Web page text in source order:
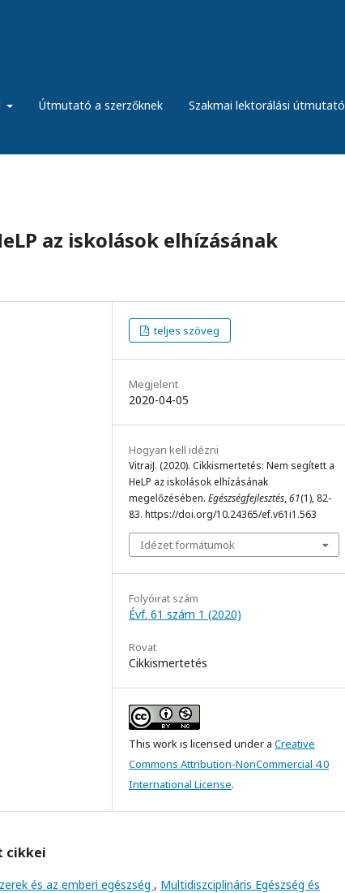
Útmutató a szerzőknek Szakmai lektorálási útmutató
az iskolások elhízásának
teljes szöveg
Megjelent
2020-04-05
Hogyan kell idézni
VitraiJ. (2020). Cikkismertetés: Nem segített a
HeLP az iskolások elhízásának
megelőzésében. Egészségfejlesztés,61(1), 82-
83. https://doi.org/10.24365/ef.v61i1.563
Idézet formátumok
Folyóirat szám
Évf. 61 szám 1 (2020)
Rovat
Cikkismertetés
This work is licensed under a Creative
Commons Attribution-NonCommercial 4.0
International License.
cikkei
és az emberi egészség , Multidiszciplináris Egészség és